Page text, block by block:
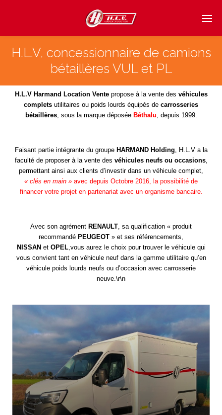
H.L.V, concessionnaire de camions
bétaillères VUL et PL
H.L.V Harmand Location Ventepropose à la vente des véhicules
complets utilitaires ou poids lourds équipés de carrosseries
bétaillères, sous la marque déposée Béthalu, depuis 1999.
Faisant partie intégrante du groupe HARMAND Holding, H.L.V a la
faculté de proposer à la vente des véhicules neufs ou occasions,
permettant ainsi aux clients d’investir dans un véhicule complet,
« clés en main » avec depuis Octobre 2016, la possibilité de
financer votre projet en partenariat avec un organisme bancaire.
Avec son agrément RENAULT, sa qualification « produit
recommandé PEUGEOT » et ses référencements,
NISSAN et OPEL,vous aurez le choix pour trouver le véhicule qui
vous convient tant en véhicule neuf dans la gamme utilitaire qu’en
véhicule poids lourds neufs ou d’occasion avec carrosserie
neuve.\r\n